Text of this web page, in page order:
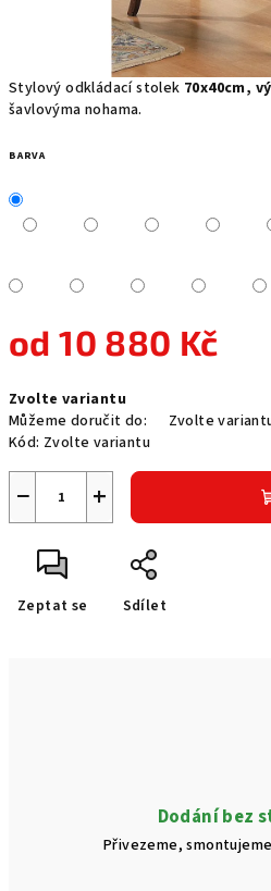
Stylový odkládací stolek 70x40cm,
šavlovýma nohama.
BARVA
od10 880 Kč
cena:
Zvolte variantu
Můžeme doručit do:
Zvolte
Kód: Zvolte variantu
+
−
Zeptat se Sdílet
Dodání bez
Přivezeme,